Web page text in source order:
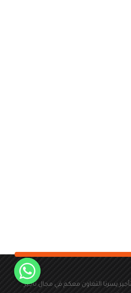
يسرنا التعاون معكم في مجال تأجير